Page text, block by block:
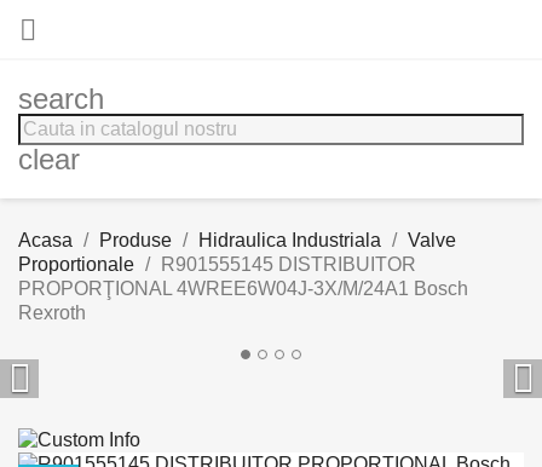

search
clear
Acasa Produse Hidraulica Industriala
Valve
Proportionale
R901555145 DISTRIBUITOR
PROPORŢIONAL 4WREE6W04J-3X/M/24A1 Bosch
Rexroth
 